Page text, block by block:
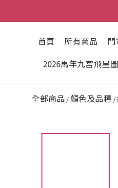
首頁 所有商品 門
2026馬年九宮飛星
全部商品 /顏色及品種 /